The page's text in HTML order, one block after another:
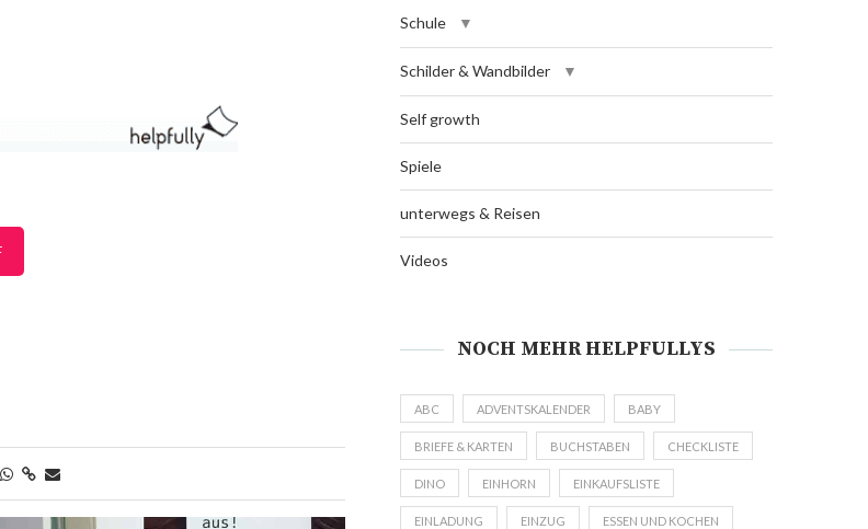
Schule
Schilder & Wandbilder
Self growth
Spiele
unterwegs & Reisen
Videos
NOCH MEHR HELPFULLYS
ABC ADVENTSKALENDER BABY
BRIEFE & KARTEN BUCHSTABEN CHECKLISTE
DINO EINHORN EINKAUFSLISTE
EINLADUNG EINZUG ESSEN UND KOCHEN